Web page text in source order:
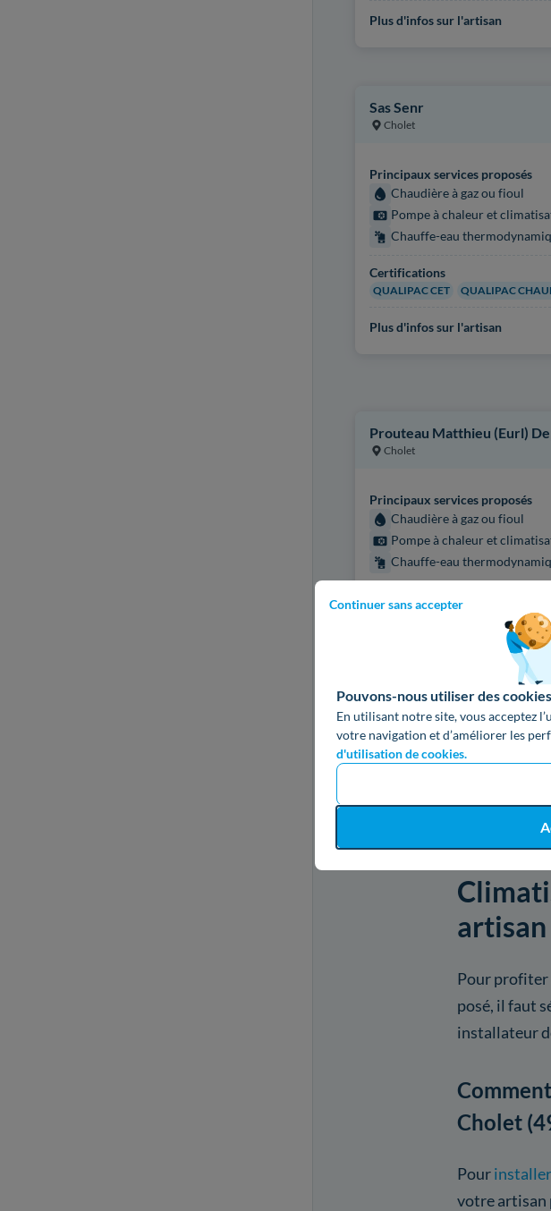
Continuer sans accepter
Pouvons-nous utiliser des
En utilisant notre site, vous acceptez
votre navigation et d’améliorer les
d'utilisation de cookies.
Plus d'infos sur l'artisan
Sas Senr
Cholet
Principaux services proposés
Chaudière à gaz ou fioul
Pompe à chaleur et
Chauffe-eau
Certifications
QUALIPAC CET QUALIPAC
Plus d'infos sur l'artisan
Prouteau Matthieu (Eurl)
Cholet
Principaux services proposés
Chaudière à gaz ou fioul
Pompe à chaleur et
Chauffe-eau
ECO ARTISAN CHAUFFAGISTE
artisan
Pour profiter
posé, il faut
installateur
Cholet
Pour
votre artisan